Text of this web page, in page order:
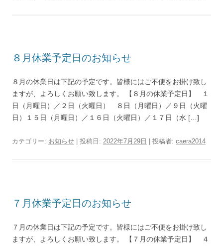
８月休業予定日のお知らせ
８月の休業日は下記の予定です。皆様にはご不便をお掛け致し
ますが、よろしくお願い致します。 【８月の休業予定日】 １
日（月曜日）／２日（火曜日） ８日（月曜日）／９日（火曜
日）１５日（月曜日）／１６日（火曜日）／１７日（水 […]
カテゴリー: お知らせ | 投稿日: 2022年7月29日 投稿者: caera2014
７月休業予定日のお知らせ
７月の休業日は下記の予定です。皆様にはご不便をお掛け致し
ますが、よろしくお願い致します。 【７月の休業予定日】 ４